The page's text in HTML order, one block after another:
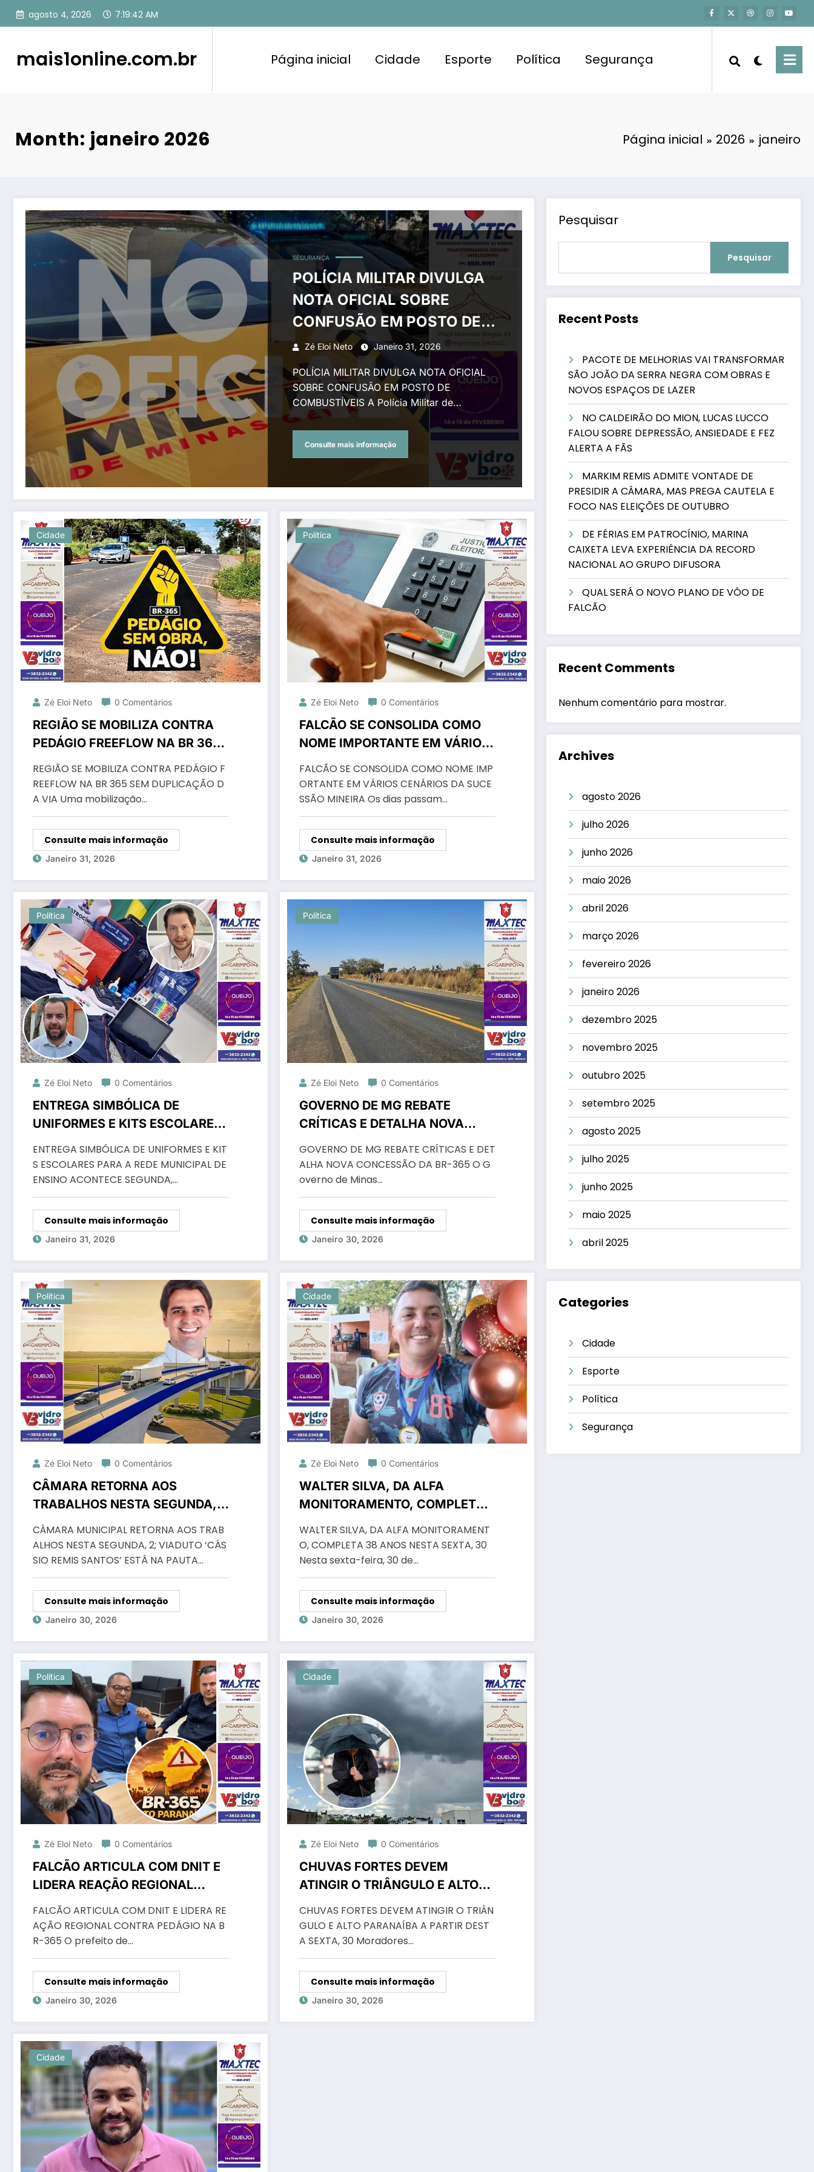
Pular
para
conteúdo
agosto 4, 2026 7:19:44 AM
mais1online.com.br Página inicial Cidade Esporte Política Segurança
Month: janeiro 2026 Página inicial 2026 janeiro
SEGURANÇA
POLÍCIA MILITAR DIVULGA
NOTA OFICIAL SOBRE
CONFUSÃO EM POSTO DE
COMBUSTÍVEIS
Zé Eloi Neto Janeiro 31, 2026
POLÍCIA MILITAR DIVULGA NOTA OFICIAL
SOBRE CONFUSÃO EM POSTO DE
COMBUSTÍVEIS A Polícia Militar de…
Consulte mais informação
Cidade
Zé Eloi Neto 0 Comentários
REGIÃO SE MOBILIZA CONTRA
PEDÁGIO FREEFLOW NA BR 365
SEM DUPLICAÇÃO DA VIA
REGIÃO SE MOBILIZA CONTRA PEDÁGIO F
REEFLOW NA BR 365 SEM DUPLICAÇÃO D
A VIA Uma mobilização…
Consulte mais informação
Janeiro 31, 2026
Política
Zé Eloi Neto 0 Comentários
FALCÃO SE CONSOLIDA COMO
NOME IMPORTANTE EM VÁRIOS
CENÁRIOS DA SUCESSÃO
MINEIRA
FALCÃO SE CONSOLIDA COMO NOME IMP
ORTANTE EM VÁRIOS CENÁRIOS DA SUCE
SSÃO MINEIRA Os dias passam…
Consulte mais informação
Janeiro 31, 2026
Política
Zé Eloi Neto 0 Comentários
ENTREGA SIMBÓLICA DE
UNIFORMES E KITS ESCOLARES
PARA A REDE MUNICIPAL DE
ENSINO ACONTECE SEGUNDA, 2
ENTREGA SIMBÓLICA DE UNIFORMES E KIT
S ESCOLARES PARA A REDE MUNICIPAL DE
ENSINO ACONTECE SEGUNDA,…
Consulte mais informação
Janeiro 31, 2026
Política
Zé Eloi Neto 0 Comentários
GOVERNO DE MG REBATE
CRÍTICAS E DETALHA NOVA
CONCESSÃO DA BR-365
GOVERNO DE MG REBATE CRÍTICAS E DET
ALHA NOVA CONCESSÃO DA BR-365 O G
overno de Minas…
Consulte mais informação
Janeiro 30, 2026
Política
Zé Eloi Neto 0 Comentários
CÂMARA RETORNA AOS
TRABALHOS NESTA SEGUNDA,
2; VIADUTO ‘CÁSSIO REMIS’
ESTÁ NA PAUTA
CÂMARA MUNICIPAL RETORNA AOS TRAB
ALHOS NESTA SEGUNDA, 2; VIADUTO ‘CÁS
SIO REMIS SANTOS’ ESTÁ NA PAUTA…
Consulte mais informação
Janeiro 30, 2026
Cidade
Zé Eloi Neto 0 Comentários
WALTER SILVA, DA ALFA
MONITORAMENTO, COMPLETA
WALTER SILVA, DA ALFA MONITORAMENT
O, COMPLETA 38 ANOS NESTA SEXTA, 30
Nesta sexta-feira, 30 de…
Consulte mais informação
Janeiro 30, 2026
Política
Zé Eloi Neto 0 Comentários
FALCÃO ARTICULA COM DNIT E
LIDERA REAÇÃO REGIONAL
CONTRA PEDÁGIO NA BR-365
FALCÃO ARTICULA COM DNIT E LIDERA RE
AÇÃO REGIONAL CONTRA PEDÁGIO NA B
R-365 O prefeito de…
Consulte mais informação
Janeiro 30, 2026
Cidade
Zé Eloi Neto 0 Comentários
CHUVAS FORTES DEVEM
ATINGIR O TRIÂNGULO E ALTO
SEXTA, 30
CHUVAS FORTES DEVEM ATINGIR O TRIÂN
GULO E ALTO PARANAÍBA A PARTIR DEST
A SEXTA, 30 Moradores…
Consulte mais informação
Janeiro 30, 2026
Cidade
Pesquisar
Pesquisar
Recent Posts
PACOTE DE MELHORIAS VAI TRANSFORMAR
SÃO JOÃO DA SERRA NEGRA COM OBRAS E
NOVOS ESPAÇOS DE LAZER
NO CALDEIRÃO DO MION, LUCAS LUCCO
FALOU SOBRE DEPRESSÃO, ANSIEDADE E FEZ
ALERTA A FÃS
MARKIM REMIS ADMITE VONTADE DE
PRESIDIR A CÂMARA, MAS PREGA CAUTELA E
FOCO NAS ELEIÇÕES DE OUTUBRO
DE FÉRIAS EM PATROCÍNIO, MARINA
CAIXETA LEVA EXPERIÊNCIA DA RECORD
NACIONAL AO GRUPO DIFUSORA
QUAL SERÁ O NOVO PLANO DE VÔO DE
FALCÃO
Recent Comments
Nenhum comentário para mostrar.
Archives
agosto 2026
julho 2026
junho 2026
maio 2026
abril 2026
março 2026
fevereiro 2026
janeiro 2026
dezembro 2025
novembro 2025
outubro 2025
setembro 2025
agosto 2025
julho 2025
junho 2025
maio 2025
abril 2025
Categories
Cidade
Esporte
Política
Segurança